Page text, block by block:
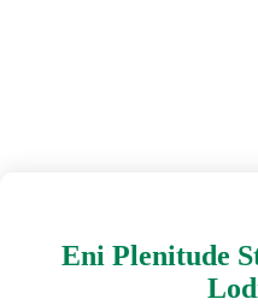
Eni Plenitude